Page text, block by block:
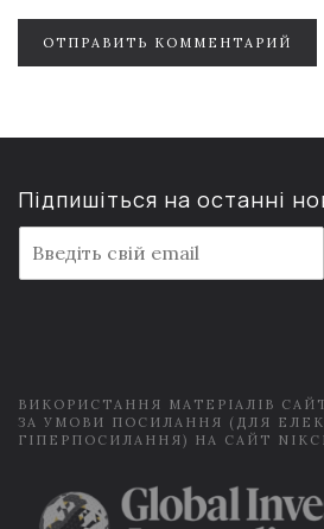
ОТПРАВИТЬ КОММЕНТАРИЙ
Підпишіться на останні
m
a
ВИКОРИСТАННЯ МАТЕРІАЛІВ
ЗА УМОВИ ПОСИЛАННЯ (ДЛЯ
ГІПЕРПОСИЛАННЯ) НА САЙТ